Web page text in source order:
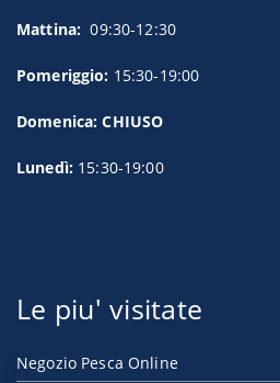
Mattina: 09:30-12:30
Pomeriggio: 15:30-19:00
Domenica: CHIUSO
Lunedì: 15:30-19:00
Le piu' visitate
Negozio Pesca Online